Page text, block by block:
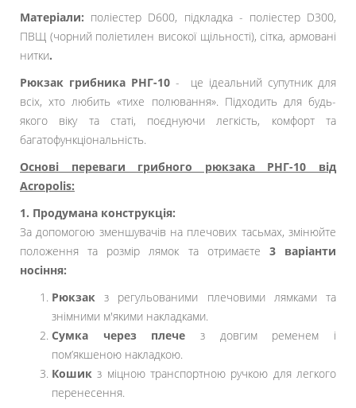
Матеріали: поліестер D600, підкладка - поліестер D300,
ПВЩ (чорний поліетилен високої щільності), сітка, армовані
нитки.
Рюкзак грибника РНГ-10 - це ідеальний супутник для
всіх, хто любить «тихе полювання». Підходить для будь-
якого віку та статі, поєднуючи легкість, комфорт та
багатофункціональність.
Основі переваги грибного рюкзака РНГ-10 від
Acropolis:
1. Продумана конструкція:
За допомогою зменшувачів на плечових тасьмах, змінюйте
положення та розмір лямок та отримаєте 3 варіанти
носіння:
Рюкзак з регульованими плечовими лямками та
знімними м'якими накладками.
Сумка через плече з довгим ременем і
пом’якшеною накладкою.
Кошикз міцною транспортною ручкою для легкого
перенесення.